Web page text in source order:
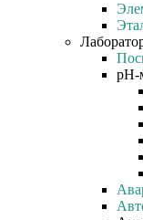
pH-